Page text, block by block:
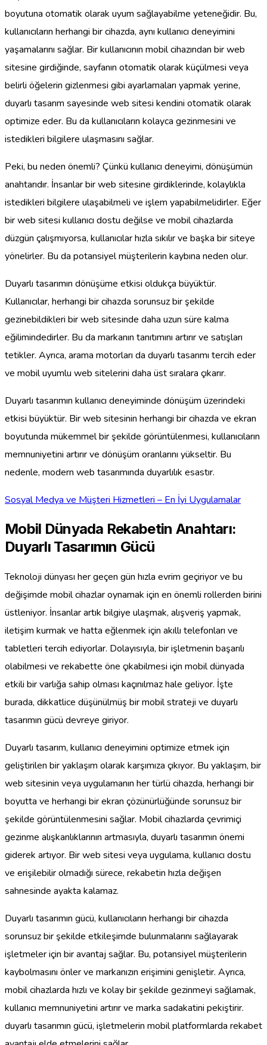
boyutuna otomatik olarak uyum sağlayabilme yeteneğidir. Bu,
kullanıcıların herhangi bir cihazda, aynı kullanıcı deneyimini
yaşamalarını sağlar. Bir kullanıcının mobil cihazından bir web
sitesine girdiğinde, sayfanın otomatik olarak küçülmesi veya
belirli öğelerin gizlenmesi gibi ayarlamaları yapmak yerine,
duyarlı tasarım sayesinde web sitesi kendini otomatik olarak
optimize eder. Bu da kullanıcıların kolayca gezinmesini ve
istedikleri bilgilere ulaşmasını sağlar.
Peki, bu neden önemli? Çünkü kullanıcı deneyimi, dönüşümün
anahtarıdır. İnsanlar bir web sitesine girdiklerinde, kolaylıkla
istedikleri bilgilere ulaşabilmeli ve işlem yapabilmelidirler. Eğer
bir web sitesi kullanıcı dostu değilse ve mobil cihazlarda
düzgün çalışmıyorsa, kullanıcılar hızla sıkılır ve başka bir siteye
yönelirler. Bu da potansiyel müşterilerin kaybına neden olur.
Duyarlı tasarımın dönüşüme etkisi oldukça büyüktür.
Kullanıcılar, herhangi bir cihazda sorunsuz bir şekilde
gezinebildikleri bir web sitesinde daha uzun süre kalma
eğilimindedirler. Bu da markanın tanıtımını artırır ve satışları
tetikler. Ayrıca, arama motorları da duyarlı tasarımı tercih eder
ve mobil uyumlu web sitelerini daha üst sıralara çıkarır.
Duyarlı tasarımın kullanıcı deneyiminde dönüşüm üzerindeki
etkisi büyüktür. Bir web sitesinin herhangi bir cihazda ve ekran
boyutunda mükemmel bir şekilde görüntülenmesi, kullanıcıların
memnuniyetini artırır ve dönüşüm oranlarını yükseltir. Bu
nedenle, modern web tasarımında duyarlılık esastır.
Sosyal Medya ve Müşteri Hizmetleri – En İyi Uygulamalar
Mobil Dünyada Rekabetin Anahtarı:
Duyarlı Tasarımın Gücü
Teknoloji dünyası her geçen gün hızla evrim geçiriyor ve bu
değişimde mobil cihazlar oynamak için en önemli rollerden birini
üstleniyor. İnsanlar artık bilgiye ulaşmak, alışveriş yapmak,
iletişim kurmak ve hatta eğlenmek için akıllı telefonları ve
tabletleri tercih ediyorlar. Dolayısıyla, bir işletmenin başarılı
olabilmesi ve rekabette öne çıkabilmesi için mobil dünyada
etkili bir varlığa sahip olması kaçınılmaz hale geliyor. İşte
burada, dikkatlice düşünülmüş bir mobil strateji ve duyarlı
tasarımın gücü devreye giriyor.
Duyarlı tasarım, kullanıcı deneyimini optimize etmek için
geliştirilen bir yaklaşım olarak karşımıza çıkıyor. Bu yaklaşım, bir
web sitesinin veya uygulamanın her türlü cihazda, herhangi bir
boyutta ve herhangi bir ekran çözünürlüğünde sorunsuz bir
şekilde görüntülenmesini sağlar. Mobil cihazlarda çevrimiçi
gezinme alışkanlıklarının artmasıyla, duyarlı tasarımın önemi
giderek artıyor. Bir web sitesi veya uygulama, kullanıcı dostu
ve erişilebilir olmadığı sürece, rekabetin hızla değişen
sahnesinde ayakta kalamaz.
Duyarlı tasarımın gücü, kullanıcıların herhangi bir cihazda
sorunsuz bir şekilde etkileşimde bulunmalarını sağlayarak
işletmeler için bir avantaj sağlar. Bu, potansiyel müşterilerin
kaybolmasını önler ve markanızın erişimini genişletir. Ayrıca,
mobil cihazlarda hızlı ve kolay bir şekilde gezinmeyi sağlamak,
kullanıcı memnuniyetini artırır ve marka sadakatini pekiştirir.
duyarlı tasarımın gücü, işletmelerin mobil platformlarda rekabet